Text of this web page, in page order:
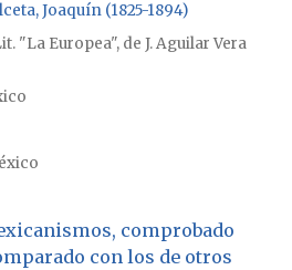
Joaquín (1825-1894)
"La Europea", de J. Aguilar Vera
comprobado
con los de otros